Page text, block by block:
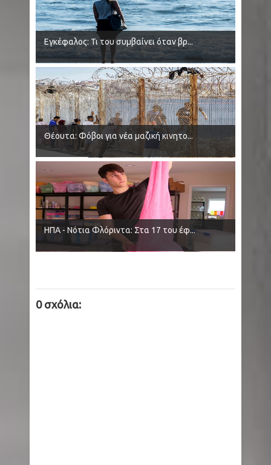
Εγκέφαλος: Τι του συμβαίνει όταν βρ...
Θέουτα: Φόβοι για νέα μαζική κινητο...
ΗΠΑ - Νότια Φλόριντα: Στα 17 του έφ...
0 σχόλια: